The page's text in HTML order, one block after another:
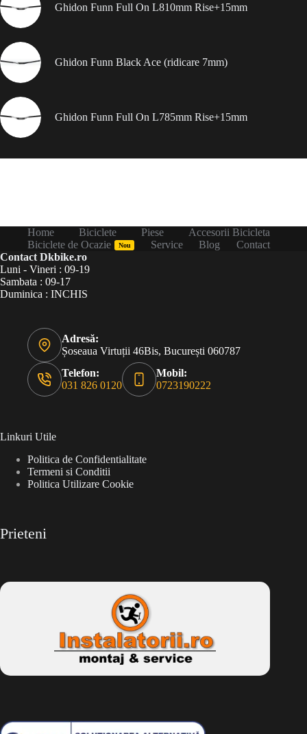
Ghidon Funn Full On L810mm Rise+15mm
Ghidon Funn Black Ace (ridicare 7mm)
Ghidon Funn Full On L785mm Rise+15mm
Home Biciclete Piese
Accesorii Bicicleta
Biciclete de Ocazie
Nou Service Blog
Contact
Contact Dkbike.ro
Luni - Vineri : 09-19
Sambata : 09-17
Duminica : INCHIS
Adresă:
Șoseaua Virtuții 46Bis, București 060787
Telefon:
031 826 0120
Mobil:
0723190222
Linkuri Utile
Politica de Confidentialitate
Termeni si Conditii
Politica Utilizare Cookie
Prieteni